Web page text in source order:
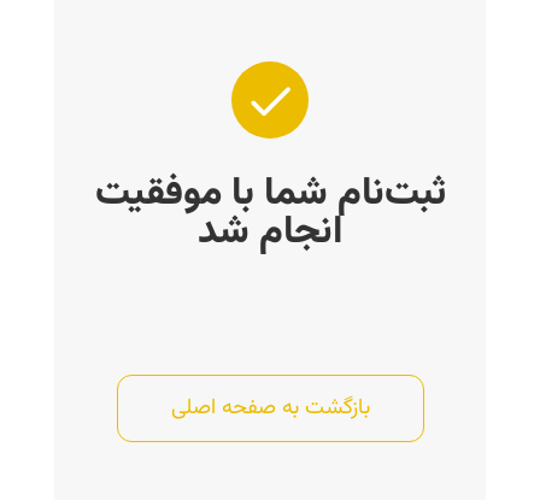
ثبت‌نام شما با موفقیت
انجام شد
بازگشت به صفحه اصلی